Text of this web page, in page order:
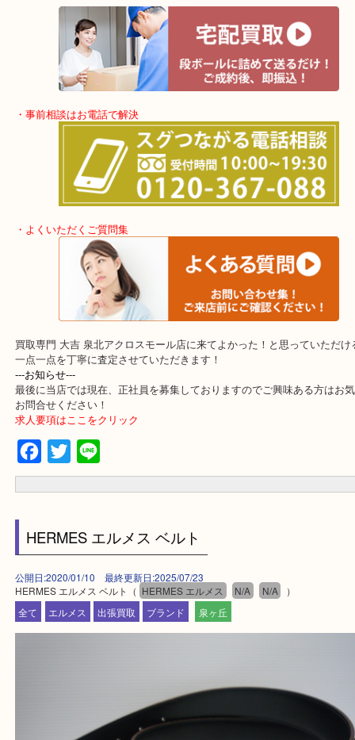
使わなくなったブランド時計を売りたい時は当店にお越しください
・最寄り駅
東北高速鉄道線「栂・美木多駅」「光明池」「泉ヶ丘」
・ご来店が多いエリア
堺市・大阪狭山市・堺市南区
富田林市・堺市東区・和泉市
岸和田市・泉大津市・高石市
・当店の特徴
アクロスモールにある店舗なのでお買い物の最中にも立ち寄りしや
ショッピングモールに店舗があるので無料駐車場も完備！
土日祝日休まず年中無休で営業中！※年末年始を除く
全国280カ所で展開しているのでスケールメリットで高額査定！
貴金属などのほかにも絵画や骨董品・家電なども幅広くお買取りを
・出張買取エリア
堺市・堺市南区・堺市中区
堺市北区・堺市東区和泉市
泉大津市・岸和田市・富田林市
上記に記載がないエリアでもご相談ください。